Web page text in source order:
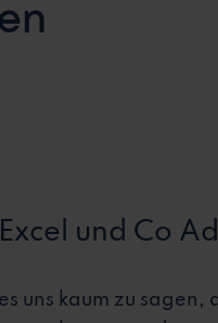
Excel und Co
uns kaum zu sagen,